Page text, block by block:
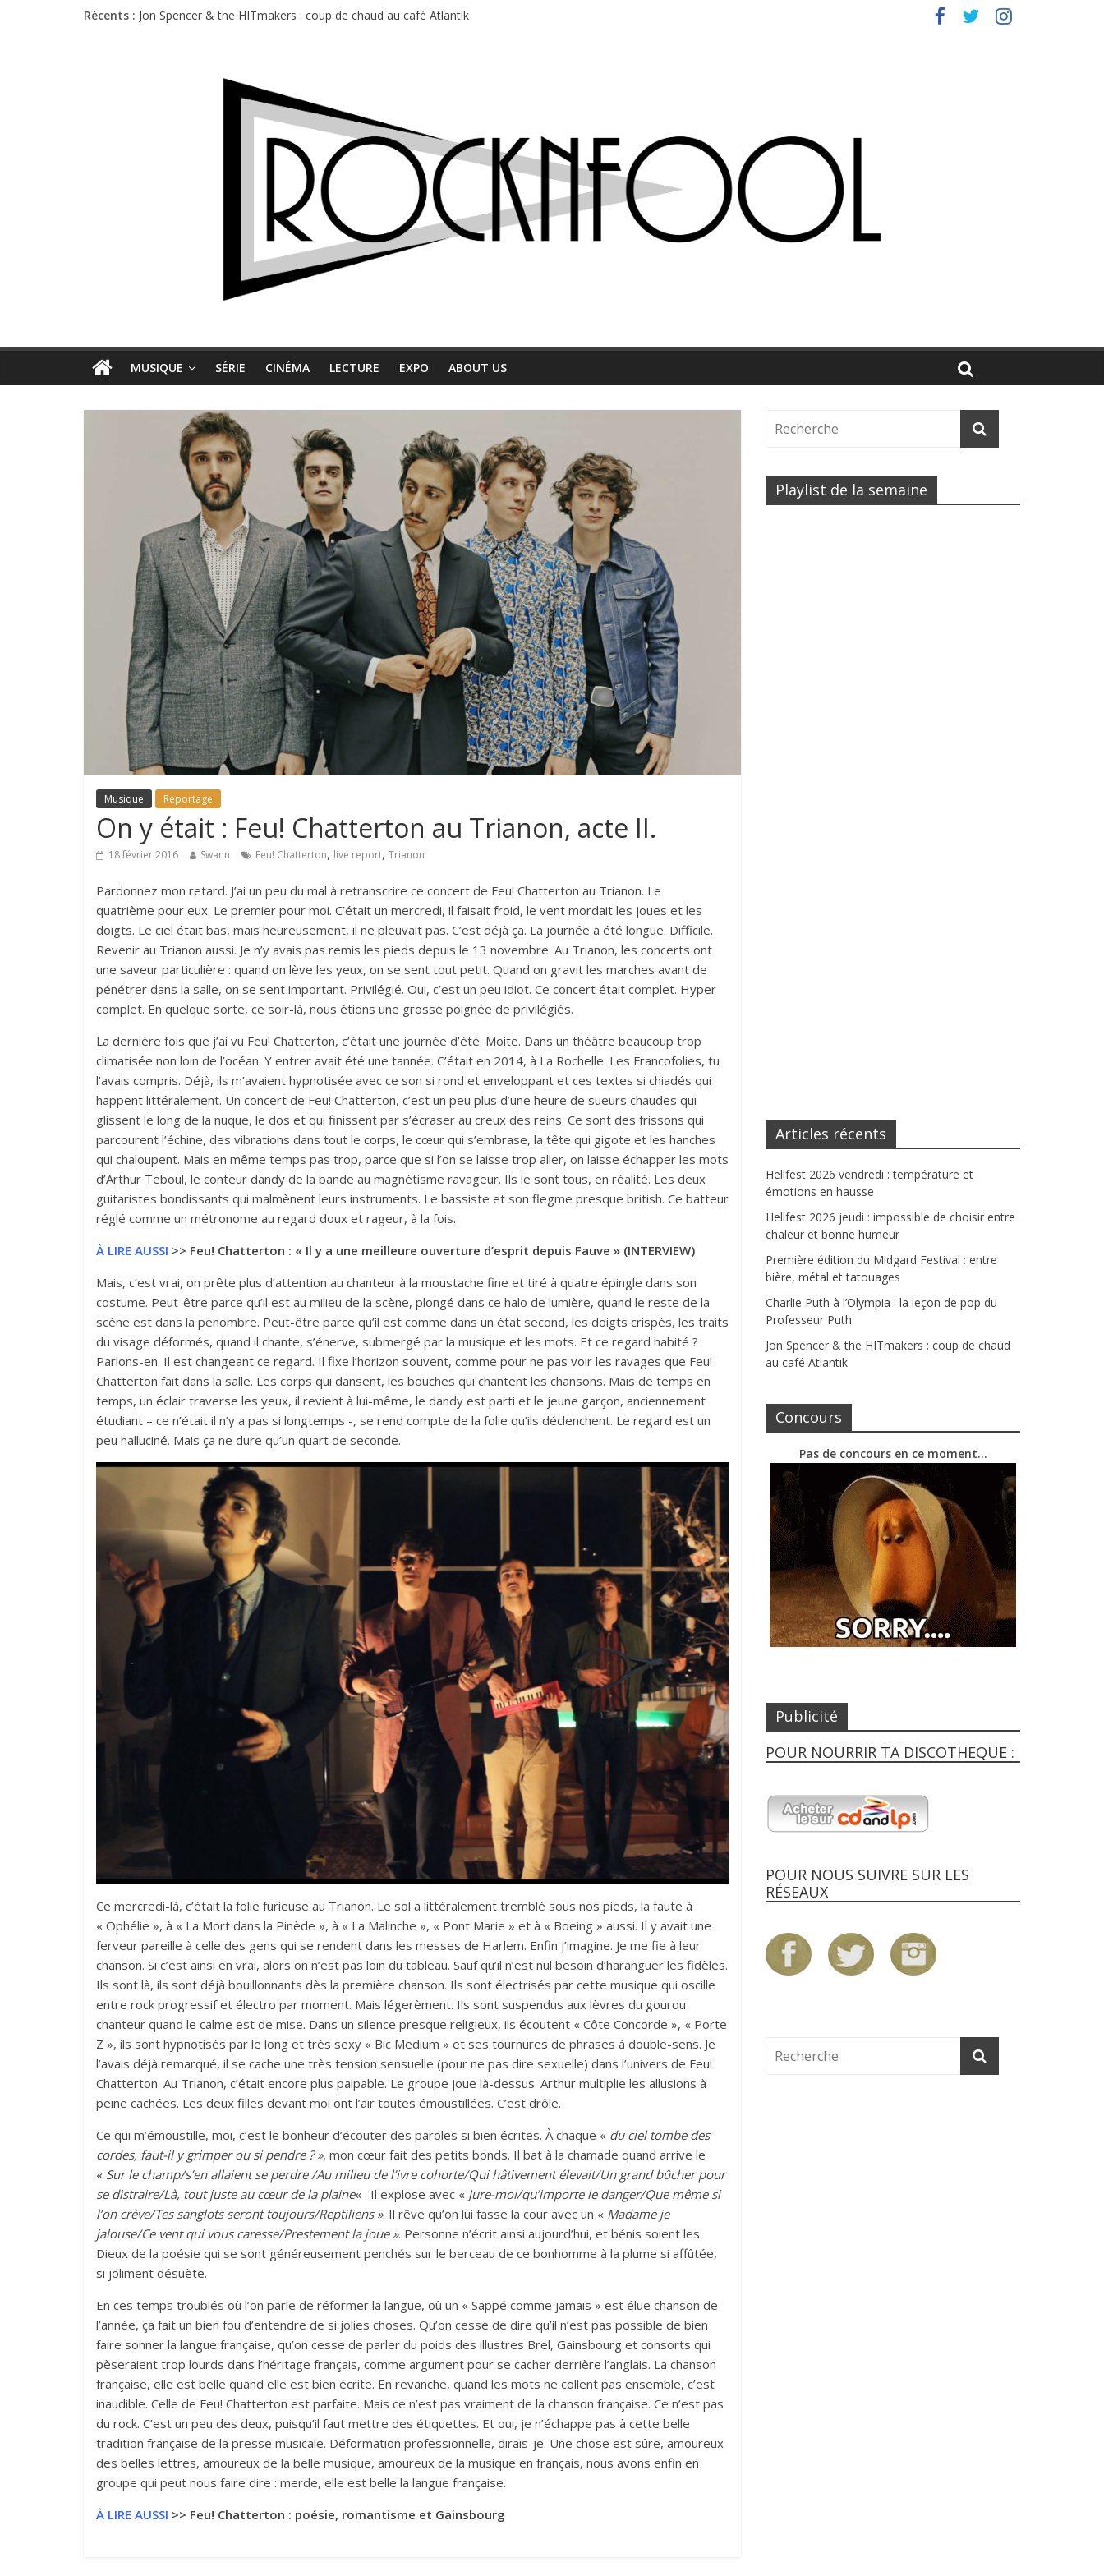
Récents : Jon Spencer & the HITmakers : coup de chaud au café Atlantik
Charlie Puth à l’Olympia : la leçon de pop du Professeur Puth
MUSIQUE SÉRIE CINÉMA LECTURE EXPO ABOUT US
Musique Reportage
On y était : Feu! Chatterton au Trianon, acte II.
18 février 2016 Swann Feu! Chatterton, live report, Trianon
Pardonnez mon retard. J’ai un peu du mal à retranscrire ce concert de Feu! Chatterton au Trianon. Le
quatrième pour eux. Le premier pour moi. C’était un mercredi, il faisait froid, le vent mordait les joues et les
doigts. Le ciel était bas, mais heureusement, il ne pleuvait pas. C’est déjà ça. La journée a été longue. Difficile.
Revenir au Trianon aussi. Je n’y avais pas remis les pieds depuis le 13 novembre. Au Trianon, les concerts ont
une saveur particulière : quand on lève les yeux, on se sent tout petit. Quand on gravit les marches avant de
pénétrer dans la salle, on se sent important. Privilégié. Oui, c’est un peu idiot. Ce concert était complet. Hyper
complet. En quelque sorte, ce soir-là, nous étions une grosse poignée de privilégiés.
La dernière fois que j’ai vu Feu! Chatterton, c’était une journée d’été. Moite. Dans un théâtre beaucoup trop
climatisée non loin de l’océan. Y entrer avait été une tannée. C’était en 2014, à La Rochelle. Les Francofolies, tu
l’avais compris. Déjà, ils m’avaient hypnotisée avec ce son si rond et enveloppant et ces textes si chiadés qui
happent littéralement. Un concert de Feu! Chatterton, c’est un peu plus d’une heure de sueurs chaudes qui
glissent le long de la nuque, le dos et qui finissent par s’écraser au creux des reins. Ce sont des frissons qui
parcourent l’échine, des vibrations dans tout le corps, le cœur qui s’embrase, la tête qui gigote et les hanches
qui chaloupent. Mais en même temps pas trop, parce que si l’on se laisse trop aller, on laisse échapper les mots
d’Arthur Teboul, le conteur dandy de la bande au magnétisme ravageur. Ils le sont tous, en réalité. Les deux
guitaristes bondissants qui malmènent leurs instruments. Le bassiste et son flegme presque british. Ce batteur
réglé comme un métronome au regard doux et rageur, à la fois.
À LIRE AUSSI >> Feu! Chatterton : « Il y a une meilleure ouverture d’esprit depuis Fauve » (INTERVIEW)
Mais, c’est vrai, on prête plus d’attention au chanteur à la moustache fine et tiré à quatre épingle dans son
costume. Peut-être parce qu’il est au milieu de la scène, plongé dans ce halo de lumière, quand le reste de la
scène est dans la pénombre. Peut-être parce qu’il est comme dans un état second, les doigts crispés, les traits
du visage déformés, quand il chante, s’énerve, submergé par la musique et les mots. Et ce regard habité ?
Parlons-en. Il est changeant ce regard. Il fixe l’horizon souvent, comme pour ne pas voir les ravages que Feu!
Chatterton fait dans la salle. Les corps qui dansent, les bouches qui chantent les chansons. Mais de temps en
temps, un éclair traverse les yeux, il revient à lui-même, le dandy est parti et le jeune garçon, anciennement
étudiant – ce n’était il n’y a pas si longtemps -, se rend compte de la folie qu’ils déclenchent. Le regard est un
peu halluciné. Mais ça ne dure qu’un quart de seconde.
Ce mercredi-là, c’était la folie furieuse au Trianon. Le sol a littéralement tremblé sous nos pieds, la faute à
« Ophélie », à « La Mort dans la Pinède », à « La Malinche », « Pont Marie » et à « Boeing » aussi. Il y avait une
ferveur pareille à celle des gens qui se rendent dans les messes de Harlem. Enfin j’imagine. Je me fie à leur
chanson. Si c’est ainsi en vrai, alors on n’est pas loin du tableau. Sauf qu’il n’est nul besoin d’haranguer les fidèles.
Ils sont là, ils sont déjà bouillonnants dès la première chanson. Ils sont électrisés par cette musique qui oscille
entre rock progressif et électro par moment. Mais légerèment. Ils sont suspendus aux lèvres du gourou
chanteur quand le calme est de mise. Dans un silence presque religieux, ils écoutent « Côte Concorde », « Porte
Z », ils sont hypnotisés par le long et très sexy « Bic Medium » et ses tournures de phrases à double-sens. Je
l’avais déjà remarqué, il se cache une très tension sensuelle (pour ne pas dire sexuelle) dans l’univers de Feu!
Chatterton. Au Trianon, c’était encore plus palpable. Le groupe joue là-dessus. Arthur multiplie les allusions à
peine cachées. Les deux filles devant moi ont l’air toutes émoustillées. C’est drôle.
Ce qui m’émoustille, moi, c’est le bonheur d’écouter des paroles si bien écrites. À chaque « du ciel tombe des
cordes, faut-il y grimper ou si pendre ? », mon cœur fait des petits bonds. Il bat à la chamade quand arrive le
« Sur le champ/s’en allaient se perdre /Au milieu de l’ivre cohorte/Qui hâtivement élevait/Un grand bûcher pour
se distraire/Là, tout juste au cœur de la plaine« . Il explose avec « Jure-moi/qu’importe le danger/Que même si
l’on crève/Tes sanglots seront toujours/Reptiliens ». Il rêve qu’on lui fasse la cour avec un « Madame je
jalouse/Ce vent qui vous caresse/Prestement la joue ». Personne n’écrit ainsi aujourd’hui, et bénis soient les
Dieux de la poésie qui se sont généreusement penchés sur le berceau de ce bonhomme à la plume si affûtée,
si joliment désuète.
En ces temps troublés où l’on parle de réformer la langue, où un « Sappé comme jamais » est élue chanson de
l’année, ça fait un bien fou d’entendre de si jolies choses. Qu’on cesse de dire qu’il n’est pas possible de bien
faire sonner la langue française, qu’on cesse de parler du poids des illustres Brel, Gainsbourg et consorts qui
pèseraient trop lourds dans l’héritage français, comme argument pour se cacher derrière l’anglais. La chanson
française, elle est belle quand elle est bien écrite. En revanche, quand les mots ne collent pas ensemble, c’est
inaudible. Celle de Feu! Chatterton est parfaite. Mais ce n’est pas vraiment de la chanson française. Ce n’est pas
du rock. C’est un peu des deux, puisqu’il faut mettre des étiquettes. Et oui, je n’échappe pas à cette belle
tradition française de la presse musicale. Déformation professionnelle, dirais-je. Une chose est sûre, amoureux
des belles lettres, amoureux de la belle musique, amoureux de la musique en français, nous avons enfin en
groupe qui peut nous faire dire : merde, elle est belle la langue française.
À LIRE AUSSI >> Feu! Chatterton : poésie, romantisme et Gainsbourg
Playlist de la semaine
Articles récents
Hellfest 2026 vendredi : température et
émotions en hausse
Hellfest 2026 jeudi : impossible de choisir entre
chaleur et bonne humeur
Première édition du Midgard Festival : entre
bière, métal et tatouages
Charlie Puth à l’Olympia : la leçon de pop du
Professeur Puth
Jon Spencer & the HITmakers : coup de chaud
au café Atlantik
Concours
Pas de concours en ce moment…
Publicité
POUR NOURRIR TA DISCOTHEQUE :
POUR NOUS SUIVRE SUR LES
RÉSEAUX